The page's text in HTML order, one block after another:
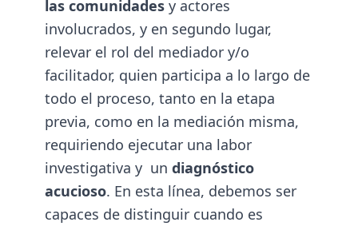
las comunidades y actores
involucrados, y en segundo lugar,
relevar el rol del mediador y/o
facilitador, quien participa a lo largo de
todo el proceso, tanto en la etapa
previa, como en la mediación misma,
requiriendo ejecutar una labor
investigativa y un diagnóstico
acucioso. En esta línea, debemos ser
capaces de distinguir cuando es